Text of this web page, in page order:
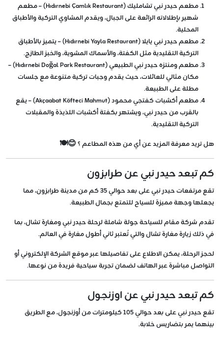
مطعم حيدر نبي تشامليك (Hıdırnebi Çamlık Restaurant) – مطعم
شهير بإطلالاته الرائعة على الجبال، ويقدم المشاوي التركية والأطباق
المحلية.
مطعم حيدر نبي يايلا (Hıdırnebi Yayla Restaurant) – يتميز بالأطباق
التركية التقليدية مثل الكفتة، والأسماك المشوية، والخبز الطازج.
مطعم ومنتزه حيدر نبي الطبيعي (Hıdırnebi Doğal Park Restaurant) –
مكان مثالي للعائلات، حيث يقدم وجبات تركية متنوعة مع جلسات
مطلة على الطبيعة.
مطعم أكشبات كفتجي محمود (Akçaabat Köfteci Mahmut) – يقع
بالقرب من حيدر نبي، ويشتهر بكفتة أكشبات اللذيذة والمقبلات
التركية التقليدية.
هل تريد معرفة المزيد عن أي من هذه المطاعم ؟ 😊🍽️
كم تبعد حيدر نبي عن طرابزون
تقع مرتفعات حيدر نبي على بعد حوالي 35 كم من مدينة طرابزون، مما
يجعلها وجهة مميزة للسياح للتمتع بجمال الطبيعة.
تقدم شركة مقام للسياحة جولة شاملة لرحلة حيدر نبي ومغارة تشال، بما
في ذلك زيارة مغارة تشال والتي تُعتبر ثاني أطول مغارة في العالم.
لحجز الرحلة، يمكن الاطلاع على تفاصيلها عبر موقع الشركة الإلكتروني أو
التواصل مباشرة عبر الهاتف لضمان تجربة سياحية فريدة من نوعها.
كم تبعد حيدر نبي عن اوزنجول
تقع حيدر نبي على بعد حوالي 105 كيلومترات من أوزنجول، مع الطريق
بينهما يمر بتضاريس خلابة.